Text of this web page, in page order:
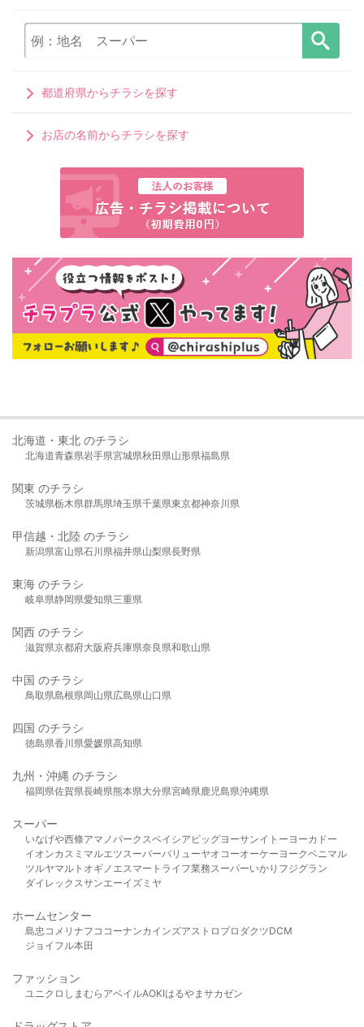
都道府県からチラシを探す
お店の名前からチラシを探す
北海道・東北 のチラシ
北海道青森県岩手県宮城県秋田県山形県福島県
関東 のチラシ
茨城県栃木県群馬県埼玉県千葉県東京都神奈川県
甲信越・北陸 のチラシ
新潟県富山県石川県福井県山梨県長野県
東海 のチラシ
岐阜県静岡県愛知県三重県
関西 のチラシ
滋賀県京都府大阪府兵庫県奈良県和歌山県
中国 のチラシ
鳥取県島根県岡山県広島県山口県
四国 のチラシ
徳島県香川県愛媛県高知県
九州・沖縄 のチラシ
福岡県佐賀県長崎県熊本県大分県宮崎県鹿児島県沖縄県
スーパー
いなげや西條アマノパークスベイシア ビッグヨーサンイトーヨーカドー
イオンカスミ マルエツスーパーバリューヤオコーオーケー ヨークベニマル
ツルヤマルト オギノ エスマート ライフ業務スーパーいかり フジグラン
ダイレックスサンエーイズミヤ
ホームセンター
島忠 コメリ ナフコ コーナンカインズアストロプロダクツDCM
ジョイフル本田
ファッション
ユニクロ しまむら アベイルAOKIはるやま サカゼン